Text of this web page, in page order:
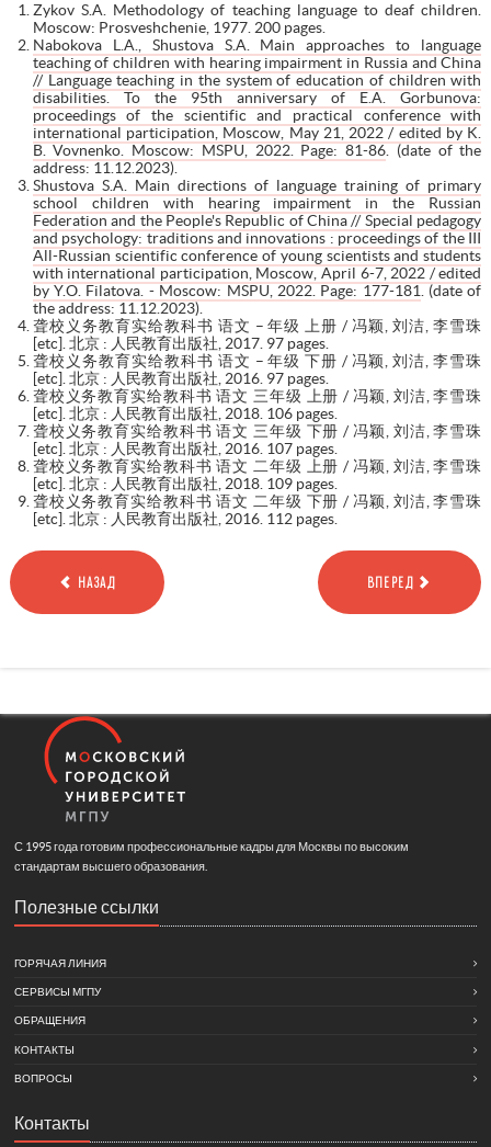
Zykov S.A. Methodology of teaching language to deaf children.
Moscow: Prosveshchenie, 1977. 200 pages.
Nabokova L.A., Shustova S.A. Main approaches to language
teaching of children with hearing impairment in Russia and China
// Language teaching in the system of education of children with
disabilities. To the 95th anniversary of E.A. Gorbunova:
proceedings of the scientific and practical conference with
international participation, Moscow, May 21, 2022 / edited by K.
B. Vovnenko. Moscow: MSPU, 2022. Page: 81-86. (date of the
address: 11.12.2023).
Shustova S.A. Main directions of language training of primary
school children with hearing impairment in the Russian
Federation and the People's Republic of China // Special pedagogy
and psychology: traditions and innovations : proceedings of the III
All-Russian scientific conference of young scientists and students
with international participation, Moscow, April 6-7, 2022 / edited
by Y.O. Filatova. - Moscow: MSPU, 2022. Page: 177-181. (date of
the address: 11.12.2023).
聋校义务教育实给教科书 语文 – 年级 上册 / 冯颖, 刘洁, 李雪珠
[etc]. 北京 : 人民教育出版社, 2017. 97 pages.
聋校义务教育实给教科书 语文 – 年级 下册 / 冯颖, 刘洁, 李雪珠
[etc]. 北京 : 人民教育出版社, 2016. 97 pages.
聋校义务教育实给教科书 语文 三年级 上册 / 冯颖, 刘洁, 李雪珠
[etc]. 北京 : 人民教育出版社, 2018. 106 pages.
聋校义务教育实给教科书 语文 三年级 下册 / 冯颖, 刘洁, 李雪珠
[etc]. 北京 : 人民教育出版社, 2016. 107 pages.
聋校义务教育实给教科书 语文 二年级 上册 / 冯颖, 刘洁, 李雪珠
[etc]. 北京 : 人民教育出版社, 2018. 109 pages.
聋校义务教育实给教科书 语文 二年级 下册 / 冯颖, 刘洁, 李雪珠
[etc]. 北京 : 人民教育出版社, 2016. 112 pages.
НАЗАД ВПЕРЕД
С 1995 года готовим профессиональные кадры для Москвы по высоким
стандартам высшего образования.
Полезные ссылки
ГОРЯЧАЯ ЛИНИЯ
СЕРВИСЫ МГПУ
ОБРАЩЕНИЯ
КОНТАКТЫ
ВОПРОСЫ
Контакты